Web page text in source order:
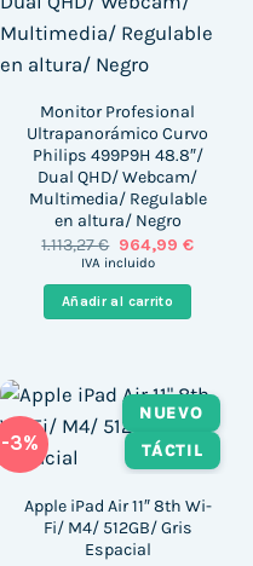
Monitor Profesional
Ultrapanorámico Curvo
Philips 499P9H 48.8″/
Dual QHD/ Webcam/
Multimedia/ Regulable
en altura/ Negro
1.113,27€ El
precio
era:
1.113,27 €.
964,99 €El
IVA incluido
Añadir al carrito
-3%
NUEVO
TÁCTIL
Apple iPad Air 11″ 8th Wi-
Fi/ M4/ 512GB/ Gris
Espacial